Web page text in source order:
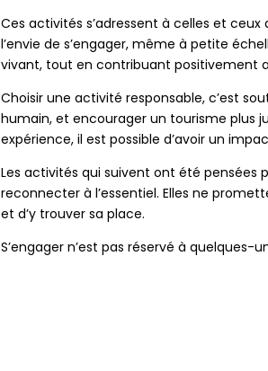
Ces activités s’adressent à celles et
l’envie de s’engager, même à petite
vivant, tout en contribuant positivement
Choisir une activité responsable, c’est
humain, et encourager un tourisme plus
expérience, il est possible d’avoir un
Les activités qui suivent ont été pensées
reconnecter à l’essentiel. Elles ne
et d’y trouver sa place.
S’engager n’est pas réservé à